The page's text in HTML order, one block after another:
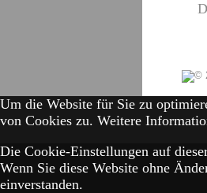
Um die Website für Sie zu
von Cookies zu. Weitere
Die Cookie-Einstellungen auf
Wenn Sie diese Website ohne
einverstanden.